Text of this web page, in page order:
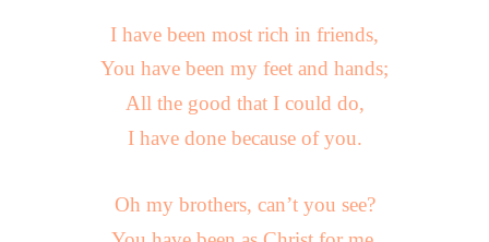
I have been most rich in friends,
You have been my feet and hands;
All the good that I could do,
I have done because of you.
Oh my brothers, can’t you see?